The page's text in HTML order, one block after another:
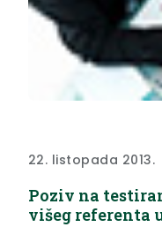
22. listopada 2013.
Poziv na
višeg referenta